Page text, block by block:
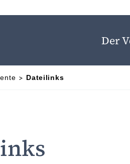
Der
Dateilinks